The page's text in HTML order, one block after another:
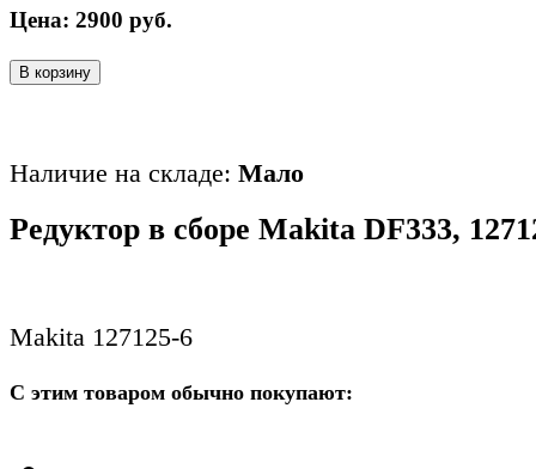
Цена: 2900 руб.
В корзину
Наличие на складе: Мало
Редуктор в сборе Makita DF333,
Makita 127125-6
С этим товаром обычно покупают: